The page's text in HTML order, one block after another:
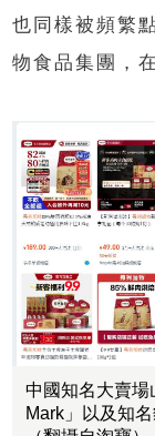
也同樣被頻繁
物食品集團，
中國知名大賣
Mark」以及知